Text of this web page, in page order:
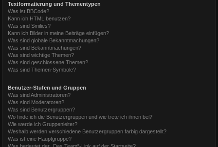
Textformatierung und Thementypen
Was ist BBCode?
Kann ich HTML benutzen?
Was sind Smilies?
Kann ich Bilder in meine Beiträge einfügen?
Was sind globale Bekanntmachungen?
Was sind Bekanntmachungen?
Was sind wichtige Themen?
Was sind geschlossene Themen?
Was sind Themen-Symbole?
Benutzer-Stufen und Gruppen
Was sind Administratoren?
Was sind Moderatoren?
Was sind Benutzergruppen?
Wo finde ich die Benutzergruppen und wie trete ich ihnen bei?
Wie werde ich Gruppenleiter?
Weshalb werden verschiedene Benutzergruppen farbig dargestellt?
Was ist eine Hauptgruppe?